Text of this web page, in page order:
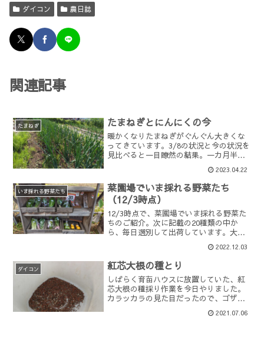
ダイコン 農日誌
関連記事
たまねぎ たまねぎとにんにくの今
暖かくなりたまねぎがぐんぐん大きくな
ってきています。3/8の状況と今の状況を
見比べると一目瞭然の結果。一カ月半ほ
どでものすごい成長っぷりです。にんに
くもそれなりに大きくなってきているの
ですが、こちらは雑草取りが遅れ気味＆
生育が少し遅いように...
2023.04.22
いま採れる野菜たち
菜園場でいま採れる野菜たち
（12/3時点）
12/3時点で、菜園場でいま採れる野菜た
ちのご紹介。次に記載の20種類の中か
ら、毎日選別して出荷しています。大根
ゆず日野菜菊芋かつを菜じゃがいもナス
タチウムオータムポエムわさび菜ルッコ
ラ九条ネギからし菜清国青菜青汁ケール
こかぶ山東菜パクチー...
2022.12.03
ダイコン 紅芯大根の種とり
しばらく育苗ハウスに放置していた、紅
芯大根の種採り作業を今日やりました。
カラッカラの見た目だったので、ゴザに
で挟んで踏んづけて簡単に種が取れるだ
ろうと思ったら大間違い。ハウス内とは
2021.07.06